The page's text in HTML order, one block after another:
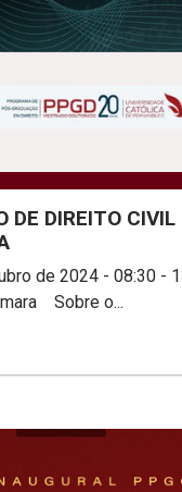
DE DIREITO CIVIL
de 2024 - 08:30 -
Dom Helder Camara Sobre o...